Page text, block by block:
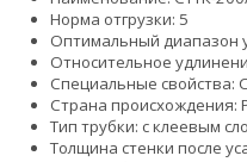
Норма отгрузки: 5
Оптимальный диапазон
Относительное
Специальные свойства:
Страна происхождения:
Тип трубки: с клеевым
Толщина стенки после